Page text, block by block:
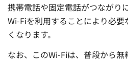
携帯電話や固定電話がつながり
Wi-Fiを利用することにより必
くなります。
なお、このWi-Fiは、普段から